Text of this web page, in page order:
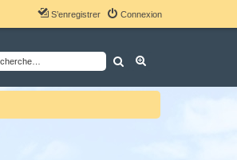
Connexion
S’enregistrer
Rechercher